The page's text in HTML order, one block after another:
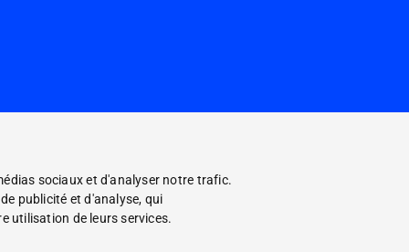
sociaux et d'analyser notre trafic.
publicité et d'analyse, qui
utilisation de leurs services.